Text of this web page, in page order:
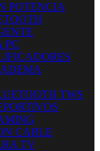
POTENCIA
PC
TWS
CABLE
TV